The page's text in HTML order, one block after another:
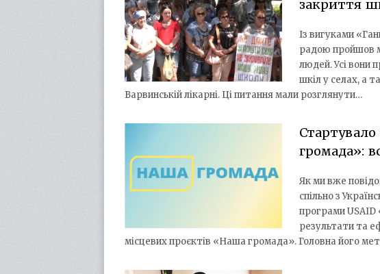
закриття
Із вигуками
радою пройшов
людей. Усі вони
шкіл у селах, а
Варвинській лікарні. Ці питання мали розглянути…
громада»:
Як ми вже
спільно з
програми USAID
результати та
місцевих проєктів «Наша громада». Головна його